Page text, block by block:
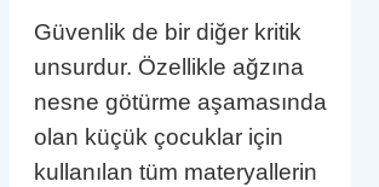
Güvenlik de bir diğer kritik
unsurdur. Özellikle ağzına
nesne götürme aşamasında
olan küçük çocuklar için
kullanılan tüm materyallerin